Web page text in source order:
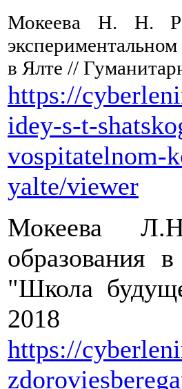
Мокеева Н. Н.
в Ялте //
https://
idey-s-t-
vospitatelnom-
yalte/viewer
Мокеева Л.Н.
"Школа
2018
https://